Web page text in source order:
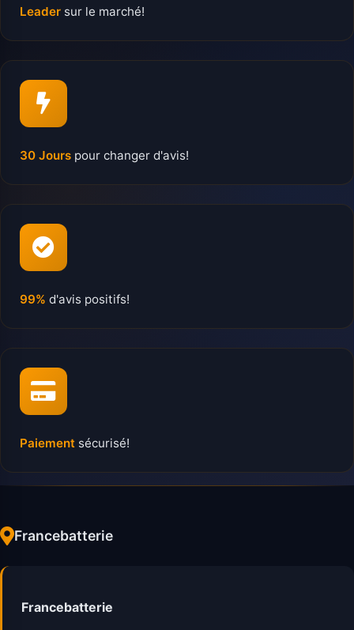
Leader sur le marché!
30 Jours pour changer d'avis!
99% d'avis positifs!
Paiement sécurisé!
Francebatterie
Francebatterie